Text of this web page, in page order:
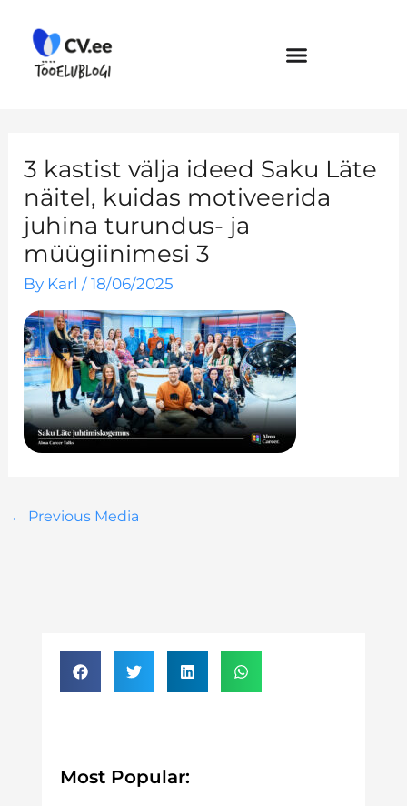
content
3 kastist välja ideed Saku Läte
näitel, kuidas motiveerida
juhina turundus- ja
müügiinimesi 3
By Karl/18/06/2025
← Previous Media
Most Popular: